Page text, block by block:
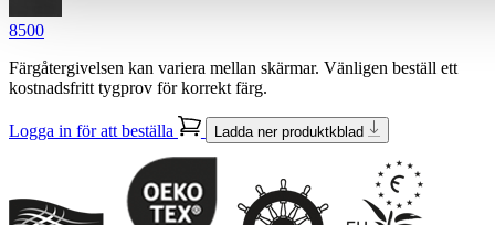
8500
Färgåtergivelsen kan variera mellan skärmar. Vänligen beställ ett
kostnadsfritt tygprov för korrekt färg.
Logga in för att beställa Ladda ner produktkblad